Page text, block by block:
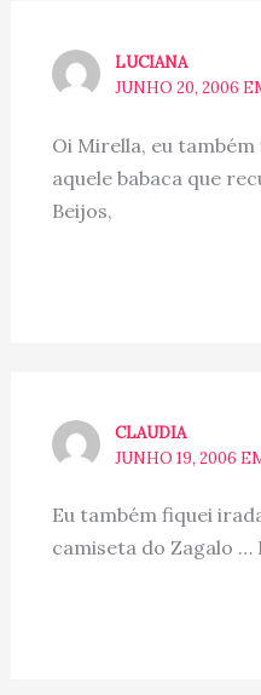
LUCIANA
JUNHO 20, 2006
Oi Mirella, eu
aquele babaca que
Beijos,
CLAUDIA
JUNHO 19, 2006
Eu também fiquei
camiseta do Zagalo …